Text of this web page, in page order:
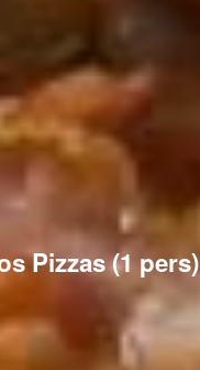
Pizzas (1 pers)